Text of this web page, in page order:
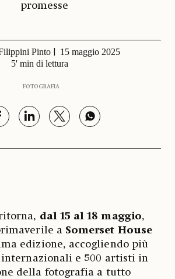
promesse
Pinto
15 maggio 2025
5' min di lettura
FOTOGRAFIA
dal 15 al 18 maggio,
a Somerset House
edizione, accogliendo più
internazionali e 500 artisti in
della fotografia a tutto